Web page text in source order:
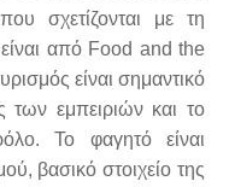
σχετίζονται με τη
από Food and the
είναι σημαντικό
των εμπειριών και το
Το φαγητό είναι
βασικό στοιχείο της